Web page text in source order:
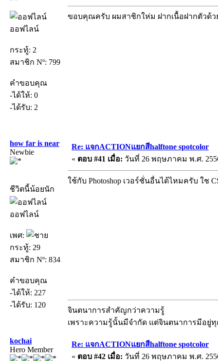
ออฟไลน์
กระทู้: 2
สมาชิก Nº: 799
คำขอบคุณ
-ได้ให้: 0
-ได้รับ: 2
ขอบคุณครับ ผมสาชิกให่ม ฝากเนื้อฝากตัวด้ว
how far is near
Newbie
ชีวิตนี้น้อยนัก
ออฟไลน์
เพศ:
กระทู้: 29
สมาชิก Nº: 834
คำขอบคุณ
-ได้ให้: 227
-ได้รับ: 120
Re: แจกACTIONแยกสีhalftone spotcolor
« ตอบ #41 เมื่อ: วันที่ 26 พฤษภาคม พ.ศ.
ใช้กับ Photoshop เวอร์ชั่นอื่นได้ไหมครับ ใช
จินตนาการสำคัญกว่าความรู้
เพราะความรู้นั้นมีจำกัด แต่จินตนาการมีอยู่
kochai
Hero Member
Re: แจกACTIONแยกสีhalftone spotcolor
« ตอบ #42 เมื่อ: วันที่ 26 พฤษภาคม พ.ศ.